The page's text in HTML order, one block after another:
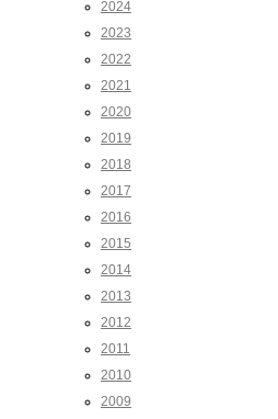
2024
2023
2022
2021
2020
2019
2018
2017
2016
2015
2014
2013
2012
2011
2010
2009